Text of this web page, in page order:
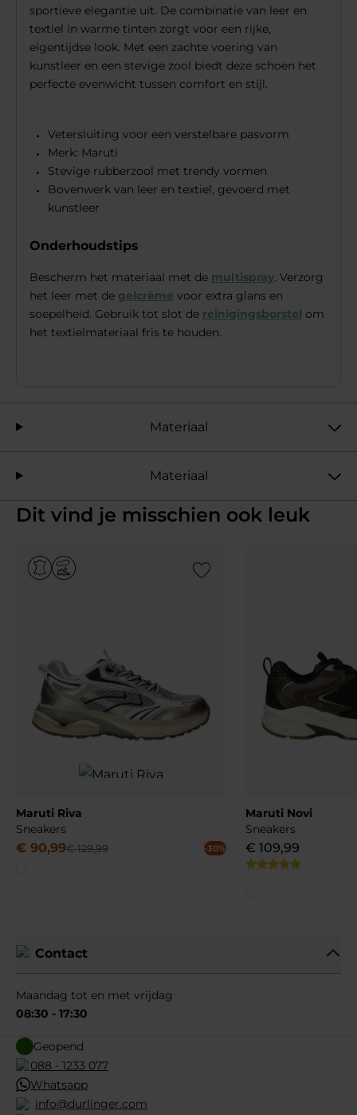
sportieve elegantie uit. De combinatie van leer en
textiel in warme tinten zorgt voor een rijke,
eigentijdse look. Met een zachte voering van
kunstleer en een stevige zool biedt deze schoen het
perfecte evenwicht tussen comfort en stijl.
Vetersluiting voor een verstelbare pasvorm
Merk: Maruti
Stevige rubberzool met trendy vormen
Bovenwerk van leer en textiel, gevoerd met
kunstleer
Onderhoudstips
Bescherm het materiaal met de multispray. Verzorg
het leer met de gelcrème voor extra glans en
soepelheid. Gebruik tot slot de reinigingsborstel om
het textielmateriaal fris te houden.
Materiaal
Materiaal
Dit vind je misschien ook leuk
Add to Wishlist
Maruti Riva
Sneakers
€ 90,99€ 129,99 -30%
Maruti Novi
Sneakers
€ 109,99
Contact
Maandag tot en met vrijdag
08:30 - 17:30
Geopend
088 - 1233 077
Whatsapp
info@durlinger.com